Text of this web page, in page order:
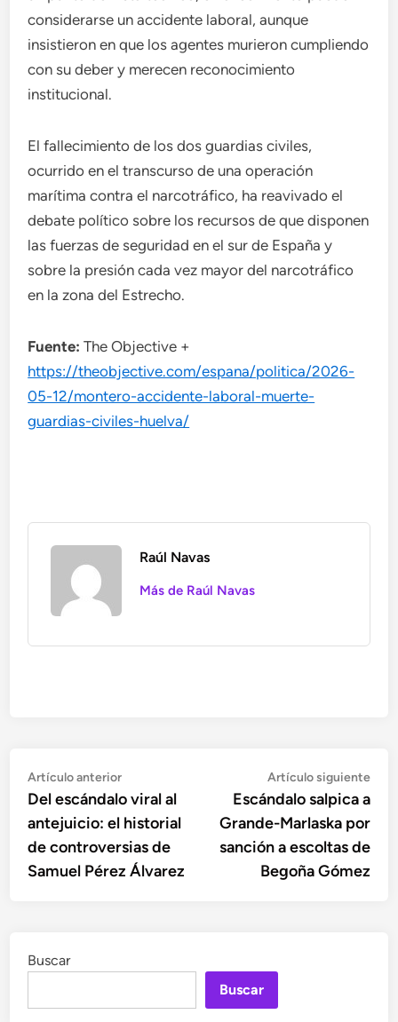
considerarse un accidente laboral, aunque
insistieron en que los agentes murieron cumpliendo
con su deber y merecen reconocimiento
institucional.
El fallecimiento de los dos guardias civiles,
ocurrido en el transcurso de una operación
marítima contra el narcotráfico, ha reavivado el
debate político sobre los recursos de que disponen
las fuerzas de seguridad en el sur de España y
sobre la presión cada vez mayor del narcotráfico
en la zona del Estrecho.
Fuente: The Objective +
https://theobjective.com/espana/politica/2026-
05-12/montero-accidente-laboral-muerte-
guardias-civiles-huelva/
Raúl Navas
Más de Raúl Navas
Navegación
de
entradas
Artículo anteriorArtículo
anterior:
Del escándalo viral al
antejuicio: el historial
de controversias de
Samuel Pérez Álvarez
Artículo siguiente
Escándalo salpica a
Grande-Marlaska por
sanción a escoltas de
Begoña Gómez
Buscar
Buscar